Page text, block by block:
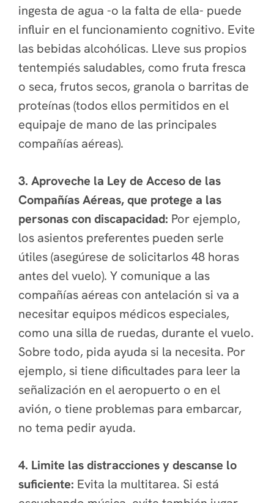
ingesta de agua -o la falta de ella- puede
influir en el funcionamiento cognitivo. Evite
las bebidas alcohólicas. Lleve sus propios
tentempiés saludables, como fruta fresca
o seca, frutos secos, granola o barritas de
proteínas (todos ellos permitidos en el
equipaje de mano de las principales
compañías aéreas).
3. Aproveche la Ley de Acceso de las
Compañías Aéreas, que protege a las
personas con discapacidad: Por ejemplo,
los asientos preferentes pueden serle
útiles (asegúrese de solicitarlos 48 horas
antes del vuelo). Y comunique a las
compañías aéreas con antelación si va a
necesitar equipos médicos especiales,
como una silla de ruedas, durante el vuelo.
Sobre todo, pida ayuda si la necesita. Por
ejemplo, si tiene dificultades para leer la
señalización en el aeropuerto o en el
avión, o tiene problemas para embarcar,
no tema pedir ayuda.
4. Limite las distracciones y descanse lo
suficiente: Evita la multitarea. Si está